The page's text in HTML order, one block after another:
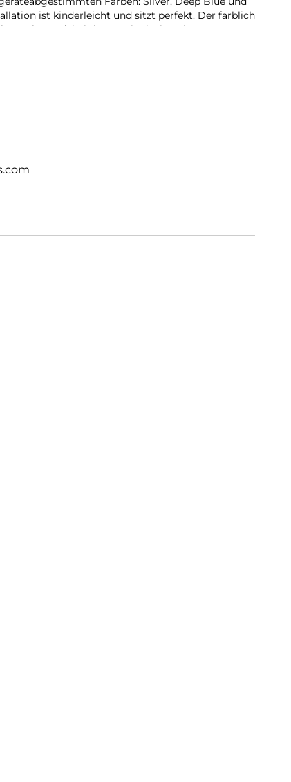
ist kinderleicht und sitzt perfekt. Der farblich
schützt dein iPhone mit einzigartigem
definiert, z.B. in Bezug auf
und Umweltauswirkungen.